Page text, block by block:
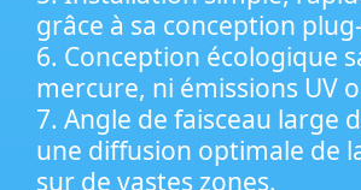
grâce à sa conception
6. Conception écologique
mercure, ni émissions UV
7. Angle de faisceau large
une diffusion optimale de
sur de vastes zones.